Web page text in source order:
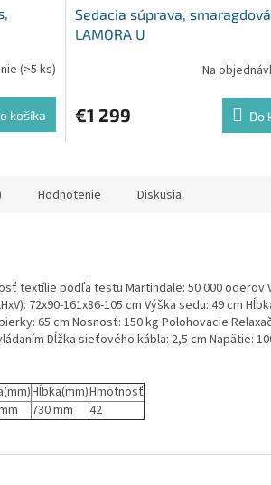
(>5 ks)
košíka
Sedacia súprava,
LAMORA U
Na
€1 299 Do
Hodnotenie Diskusia
textílie podľa testu Martindale: 50 000 oderov
72x90-161x86-105 cm Výška sedu: 49 cm
65 cm Nosnosť: 150 kg Polohovacie
Dĺžka sieťového kábla: 2,5 cm Napätie:
Hĺbka(mm)Hmotnosť
730 mm 42